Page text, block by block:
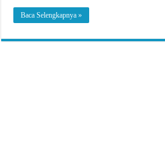
Baca Selengkapnya »